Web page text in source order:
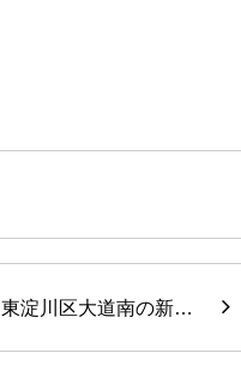
東淀川区大道南の新…